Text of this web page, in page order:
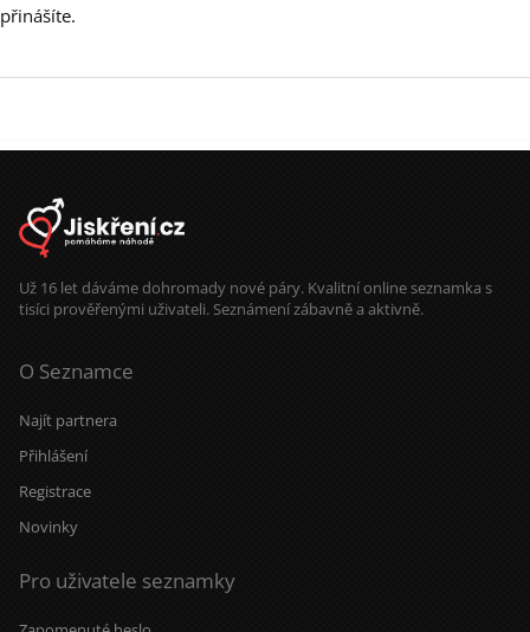
přinášíte.
Už 16 let dáváme dohromady nové páry. Kvalitní online seznamka s
tisíci prověřenými uživateli. Seznámení zábavně a aktivně.
O Seznamce
Najít partnera
Přihlášení
Registrace
Novinky
Pro uživatele seznamky